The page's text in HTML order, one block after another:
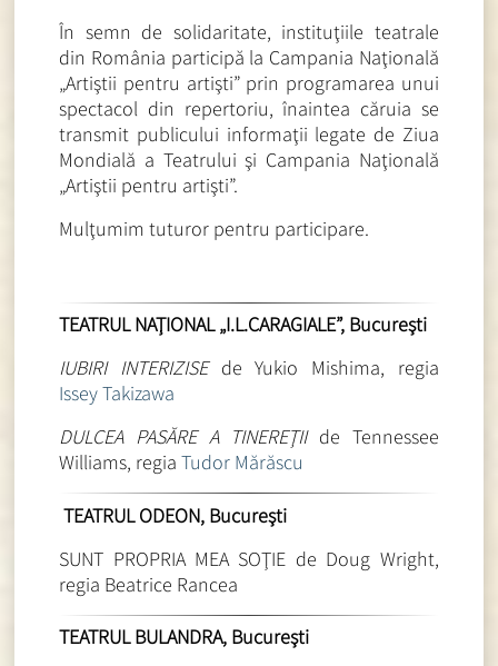
În semn de solidaritate, instituţiile teatrale
din România participă la Campania Naţională
„Artiştii pentru artişti” prin programarea unui
spectacol din repertoriu, înaintea căruia se
transmit publicului informaţii legate de Ziua
Mondială a Teatrului şi Campania Naţională
„Artiştii pentru artişti”.
Mulţumim tuturor pentru participare.
TEATRUL NAŢIONAL „I.L.CARAGIALE”, Bucureşti
IUBIRI INTERIZISEde Yukio Mishima, regia
Issey Takizawa
DULCEA PASĂRE A TINEREŢIIde Tennessee
Williams, regiaTudor Mărăscu
TEATRUL ODEON, Bucureşti
SUNT PROPRIA MEA SOŢIE de Doug Wright,
regia Beatrice Rancea
TEATRUL BULANDRA, Bucureşti